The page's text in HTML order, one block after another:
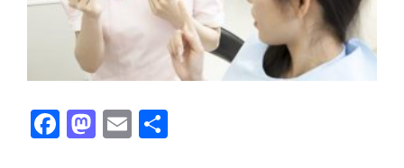
FacebookMastodon
Email